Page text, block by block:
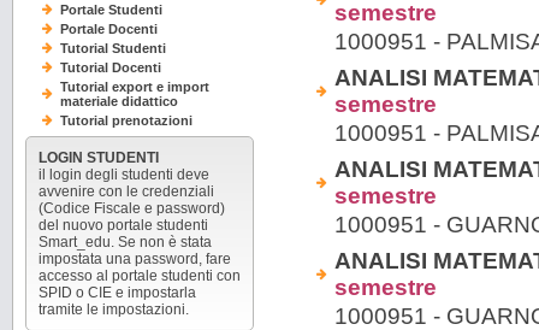
semestre
1000951 -
ANALISI
semestre
1000951 -
ANALISI
semestre
1000951 -
ANALISI
semestre
1000951 -
Portale Studenti
Portale Docenti
Tutorial Studenti
Tutorial Docenti
Tutorial export e import
materiale didattico
Tutorial prenotazioni
LOGIN STUDENTI
il login degli studenti deve
avvenire con le credenziali
(Codice Fiscale e password)
del nuovo portale studenti
Smart_edu. Se non è stata
impostata una password, fare
accesso al portale studenti con
SPID o CIE e impostarla
tramite le impostazioni.